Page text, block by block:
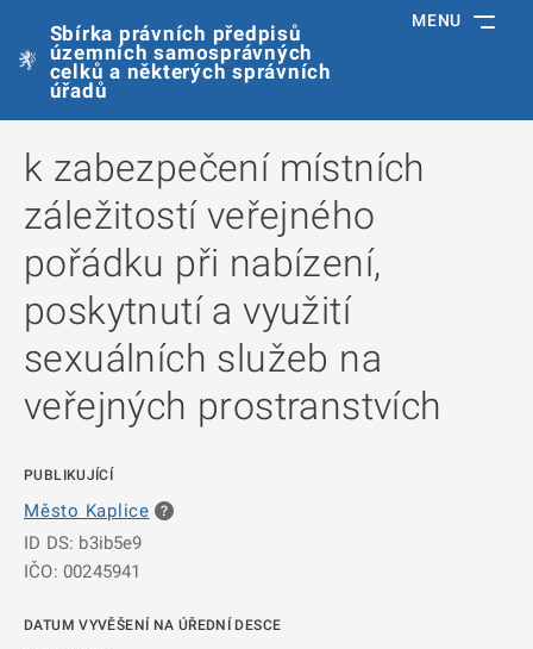
Sbírka právních předpisů
územních samosprávných
celků a některých správních
úřadů
MENU
k zabezpečení místních
záležitostí veřejného
pořádku při nabízení,
poskytnutí a využití
sexuálních služeb na
veřejných prostranstvích
PUBLIKUJÍCÍ
Město Kaplice
ID DS: b3ib5e9
IČO: 00245941
DATUM VYVĚŠENÍ NA ÚŘEDNÍ DESCE